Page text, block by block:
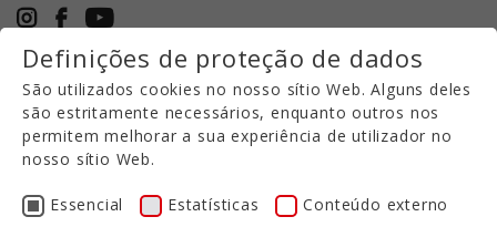
+49 5971 94632-0
PT
GmbH.
Definições de proteção de dados
São utilizados cookies no nosso sítio Web. Alguns deles
são estritamente necessários, enquanto outros nos
permitem melhorar a sua experiência de utilizador no
nosso sítio Web.
Essencial Estatísticas Conteúdo externo